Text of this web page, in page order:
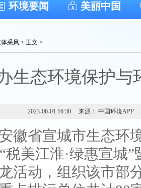
环境要闻 美丽中国
采风 > 正文 >
生态环境保护与
2023-06-01 16:30 来源： 中国环境APP
省宣城市生态环
税美江淮·绿惠宣城
活动，组织该市部